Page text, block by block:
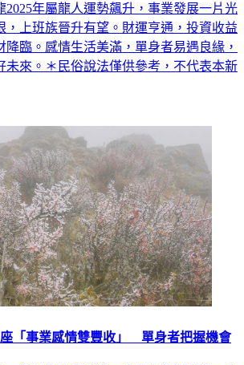
2025年屬龍人運勢飆升，事業發展一片光
，上班族晉升有望。財運亨通，投資收益
降臨。感情生活美滿，單身者易遇良緣，
未來。＊民俗說法僅供參考，不代表本新
「事業感情雙豐收」 單身者把握機會